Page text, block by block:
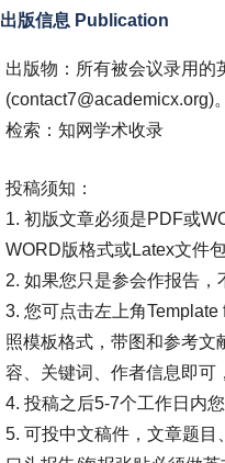
出版信息 Publication
出版物：所有被会议录用的
(contact7@academicx.org)。
检索：知网学术收录
投稿须知：
1. 初版文章必须是PDF或
WORD版格式或Latex文件包
2. 如果您只是参会作报告，
3. 您可点击左上角
照模板格式，带图和参考
容、关键词、作者信息即可
4. 投稿之后5-7个工作日内
5. 可投中文稿件，文章题